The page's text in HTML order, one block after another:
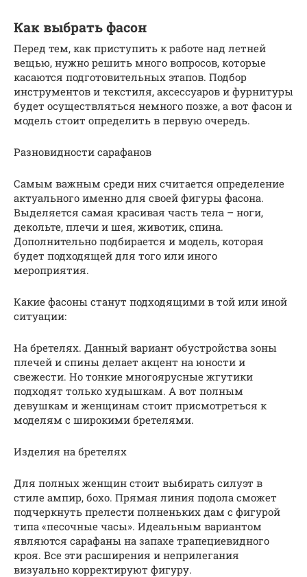
Как выбрать фасон
Перед тем, как приступить к работе над летней
вещью, нужно решить много вопросов, которые
касаются подготовительных этапов. Подбор
инструментов и текстиля, аксессуаров и фурнитуры
будет осуществляться немного позже, а вот фасон и
модель стоит определить в первую очередь.
Разновидности сарафанов
Самым важным среди них считается определение
актуального именно для своей фигуры фасона.
Выделяется самая красивая часть тела – ноги,
декольте, плечи и шея, животик, спина.
Дополнительно подбирается и модель, которая
будет подходящей для того или иного
мероприятия.
Какие фасоны станут подходящими в той или иной
ситуации:
На бретелях. Данный вариант обустройства зоны
плечей и спины делает акцент на юности и
свежести. Но тонкие многоярусные жгутики
подходят только худышкам. А вот полным
девушкам и женщинам стоит присмотреться к
моделям с широкими бретелями.
Изделия на бретелях
Для полных женщин стоит выбирать силуэт в
стиле ампир, бохо. Прямая линия подола сможет
подчеркнуть прелести полненьких дам с фигурой
типа «песочные часы». Идеальным вариантом
являются сарафаны на запахе трапециевидного
кроя. Все эти расширения и неприлегания
визуально корректируют фигуру.